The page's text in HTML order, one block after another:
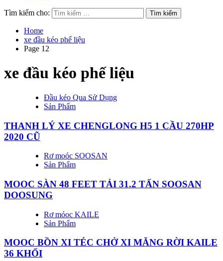
Tìm kiếm cho:
Home
xe đầu kéo phế liệu
Page 12
xe đầu kéo phế liệu
Đầu kéo Qua Sử Dụng
Sản Phẩm
THANH LÝ XE CHENGLONG H5 1 CẦU 270HP
2020 CŨ
Rơ moóc SOOSAN
Sản Phẩm
MOOC SÀN 48 FEET TẢI 31.2 TẤN SOOSAN
DOOSUNG
Rơ móoc KAILE
Sản Phẩm
MOOC BỒN XI TÉC CHỞ XI MĂNG RỜI KAILE
36 KHỐI